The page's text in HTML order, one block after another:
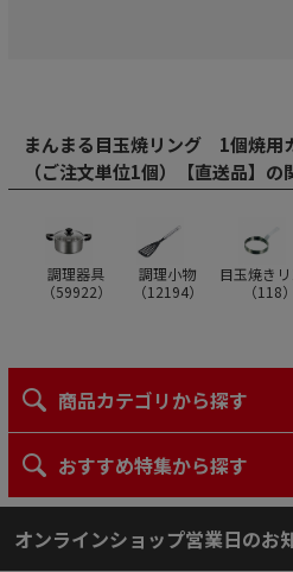
まんまる目玉焼リング 1個焼用
（ご注文単位1個）【直送品】の
調理器具
（59922）
調理小物
（12194）
目玉焼き
（118）
商品カテゴリから探す
おすすめ特集から探す
オンラインショップ営業日のお